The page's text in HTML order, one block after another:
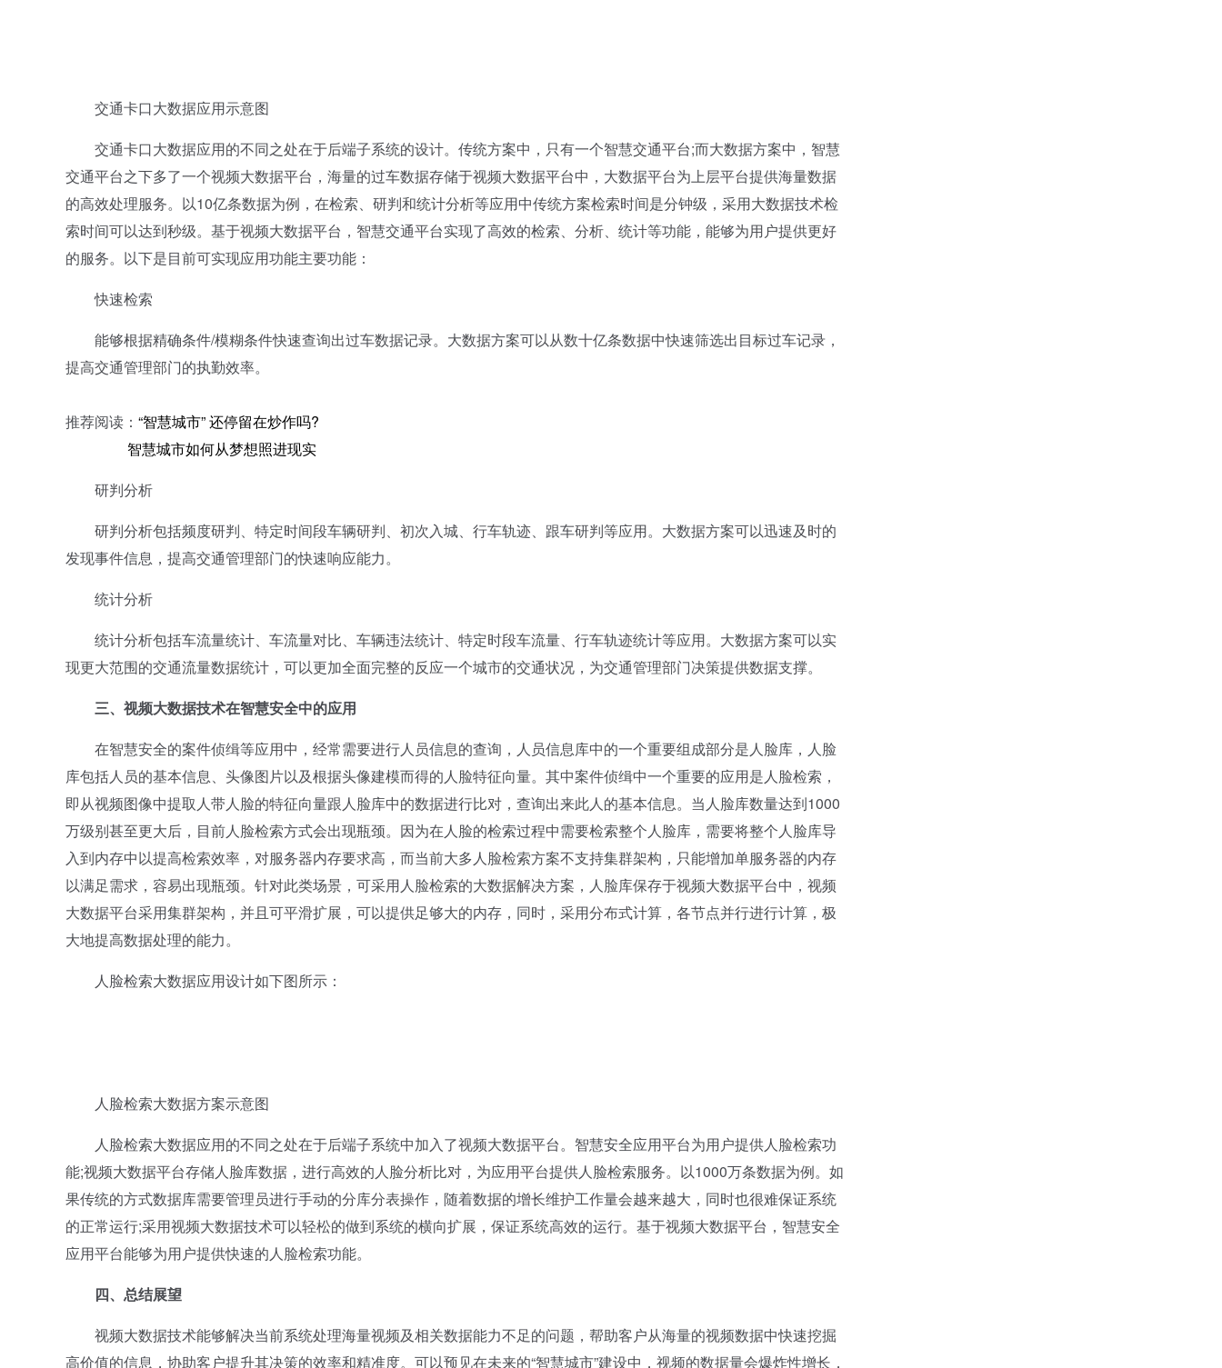
交通卡口大数据应用示意图
交通卡口大数据应用的不同之处在于后端子系统的设计。传统方案中，只有一个智慧交通平台;而大数据方案中，智慧
交通平台之下多了一个视频大数据平台，海量的过车数据存储于视频大数据平台中，大数据平台为上层平台提供海量数据
的高效处理服务。以10亿条数据为例，在检索、研判和统计分析等应用中传统方案检索时间是分钟级，采用大数据技术检
索时间可以达到秒级。基于视频大数据平台，智慧交通平台实现了高效的检索、分析、统计等功能，能够为用户提供更好
的服务。以下是目前可实现应用功能主要功能：
快速检索
能够根据精确条件/模糊条件快速查询出过车数据记录。大数据方案可以从数十亿条数据中快速筛选出目标过车记录，
提高交通管理部门的执勤效率。
推荐阅读： “智慧城市” 还停留在炒作吗?
智慧城市如何从梦想照进现实
研判分析
研判分析包括频度研判、特定时间段车辆研判、初次入城、行车轨迹、跟车研判等应用。大数据方案可以迅速及时的
发现事件信息，提高交通管理部门的快速响应能力。
统计分析
统计分析包括车流量统计、车流量对比、车辆违法统计、特定时段车流量、行车轨迹统计等应用。大数据方案可以实
现更大范围的交通流量数据统计，可以更加全面完整的反应一个城市的交通状况，为交通管理部门决策提供数据支撑。
三、视频大数据技术在智慧安全中的应用
在智慧安全的案件侦缉等应用中，经常需要进行人员信息的查询，人员信息库中的一个重要组成部分是人脸库，人脸
库包括人员的基本信息、头像图片以及根据头像建模而得的人脸特征向量。其中案件侦缉中一个重要的应用是人脸检索，
即从视频图像中提取人带人脸的特征向量跟人脸库中的数据进行比对，查询出来此人的基本信息。当人脸库数量达到1000
万级别甚至更大后，目前人脸检索方式会出现瓶颈。因为在人脸的检索过程中需要检索整个人脸库，需要将整个人脸库导
入到内存中以提高检索效率，对服务器内存要求高，而当前大多人脸检索方案不支持集群架构，只能增加单服务器的内存
以满足需求，容易出现瓶颈。针对此类场景，可采用人脸检索的大数据解决方案，人脸库保存于视频大数据平台中，视频
大数据平台采用集群架构，并且可平滑扩展，可以提供足够大的内存，同时，采用分布式计算，各节点并行进行计算，极
大地提高数据处理的能力。
人脸检索大数据应用设计如下图所示：
人脸检索大数据方案示意图
人脸检索大数据应用的不同之处在于后端子系统中加入了视频大数据平台。智慧安全应用平台为用户提供人脸检索功
能;视频大数据平台存储人脸库数据，进行高效的人脸分析比对，为应用平台提供人脸检索服务。以1000万条数据为例。如
果传统的方式数据库需要管理员进行手动的分库分表操作，随着数据的增长维护工作量会越来越大，同时也很难保证系统
的正常运行;采用视频大数据技术可以轻松的做到系统的横向扩展，保证系统高效的运行。基于视频大数据平台，智慧安全
应用平台能够为用户提供快速的人脸检索功能。
四、总结展望
视频大数据技术能够解决当前系统处理海量视频及相关数据能力不足的问题，帮助客户从海量的视频数据中快速挖掘
高价值的信息，协助客户提升其决策的效率和精准度。可以预见在未来的“智慧城市”建设中，视频的数据量会爆炸性增长，